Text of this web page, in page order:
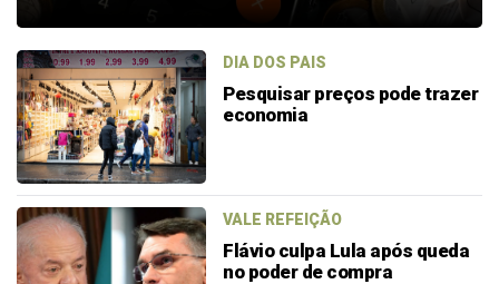
DIA DOS PAIS
Pesquisar preços pode trazer
economia
VALE REFEIÇÃO
Flávio culpa Lula após queda
no poder de compra